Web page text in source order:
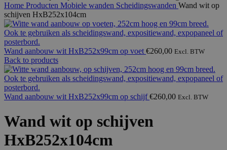
Home Producten Mobiele wanden Scheidingswanden Wand wit op
schijven HxB252x104cm
Wand aanbouw wit HxB252x99cm op voet €260,00 Excl. BTW
Back to products
Wand aanbouw wit HxB252x99cm op schijf€260,00 Excl. BTW
Wand wit op schijven
HxB252x104cm